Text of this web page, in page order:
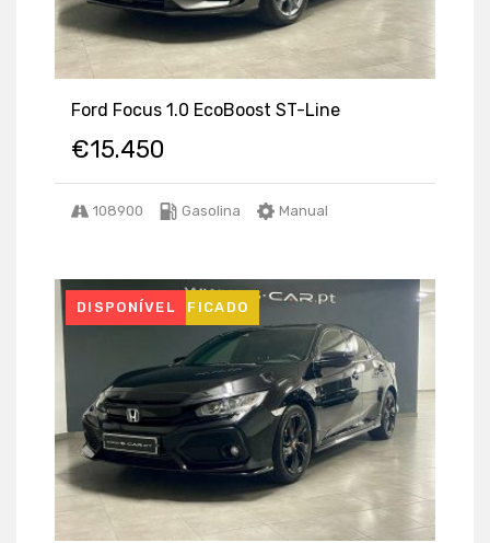
Ford Focus 1.0 EcoBoost ST-Line
€15.450
108900 Gasolina Manual
USADO CERTIFICADO
DISPONÍVEL